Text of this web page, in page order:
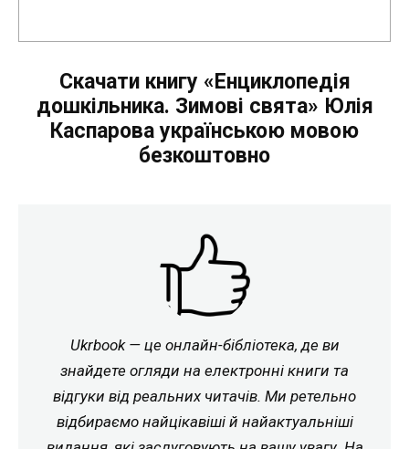
Скачати книгу «Енциклопедія
дошкільника. Зимові свята» Юлія
Каспарова українською мовою
безкоштовно
Ukrbook — це онлайн-бібліотека, де ви
знайдете огляди на електронні книги та
відгуки від реальних читачів. Ми ретельно
відбираємо найцікавіші й найактуальніші